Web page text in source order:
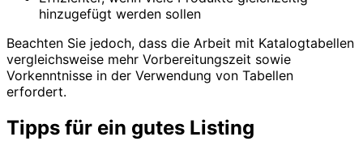
hinzugefügt werden sollen
Beachten Sie jedoch, dass die Arbeit mit Katalogtabellen
vergleichsweise mehr Vorbereitungszeit sowie
Vorkenntnisse in der Verwendung von Tabellen
erfordert.
Tipps für ein gutes Listing